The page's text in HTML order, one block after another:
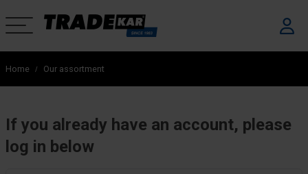
Home Our assortment
If you already have an account, please
log in below